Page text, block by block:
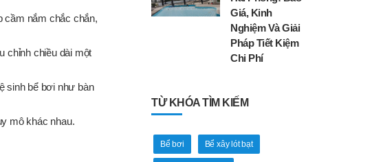
cầm nắm chắc chắn,
chỉnh chiều dài một
sinh bể bơi như bàn
mô khác nhau.
Giá, Kinh
Nghiệm Và Giải
Pháp Tiết Kiệm
Chi Phí
TỪ KHÓA TÌM KIẾM
Bể bơi Bể xây lót bạt